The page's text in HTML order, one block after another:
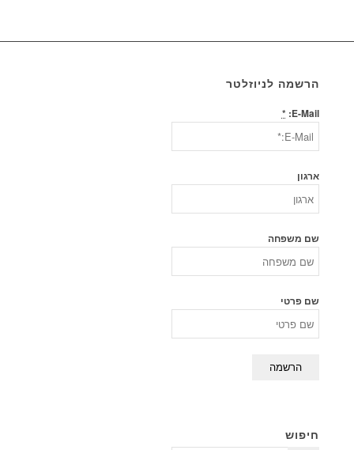
הרשמה לניוזלטר
E-Mail:
*
ארגון
שם משפחה
שם פרטי
חיפוש